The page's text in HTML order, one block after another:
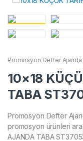
Promosyon Defter Ajanda
10×18
TABA
Promosyon Defter
promosyon ürünleri
AJANDA TABA